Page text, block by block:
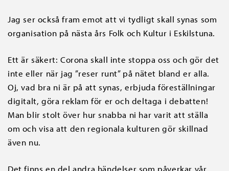
Jag ser också fram emot att vi tydligt skall synas som
organisation på nästa års Folk och Kultur i Eskilstuna.
Ett är säkert: Corona skall inte stoppa oss och gör det
inte eller när jag ”reser runt” på nätet bland er alla.
Oj, vad bra ni är på att synas, erbjuda föreställningar
digitalt, göra reklam för er och deltaga i debatten!
Man blir stolt över hur snabba ni har varit att ställa
om och visa att den regionala kulturen gör skillnad
även nu.